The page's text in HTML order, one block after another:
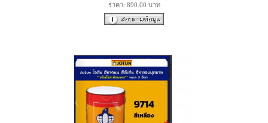
ราคา: 890.00 บาท